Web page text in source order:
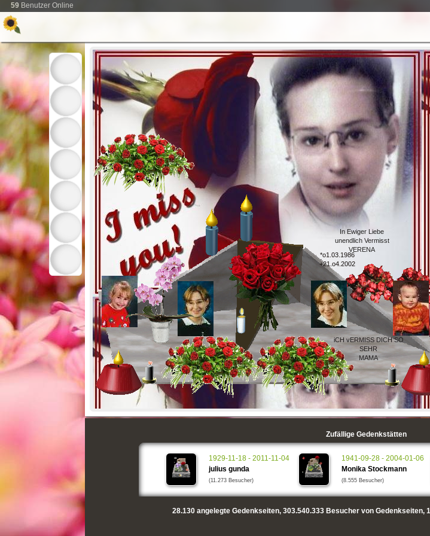
59 Benutzer Online
In Ewiger Liebe
unendlich Vermisst
VERENA
*o1.03.1986
+21.o4.2002
iCH vERMISS DICH SO
SEHR
MAMA
Zufällige Gedenkstätten
1929-11-18 - 2011-11-04
julius gunda
(11.273 Besucher)
1941-09-28 - 2004-01-06
Monika Stockmann
(8.555 Besucher)
28.130angelegte Gedenkseiten, 303.540.333Besucher von Gedenkseiten,